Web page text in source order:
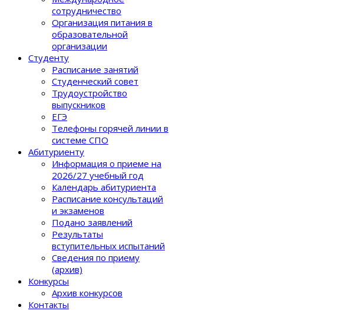
сотрудничество
Организация питания в
образовательной
организации
Студенту
Расписание занятий
Студенческий совет
Трудоустройство
выпускников
ЕГЭ
Телефоны горячей линии в
системе СПО
Абитуриенту
Информация о приеме на
2026/27 учебный год
Календарь абитуриента
Расписание консультаций
и экзаменов
Подано заявлений
Результаты
вступительных испытаний
Сведения по приему
(архив)
Конкурсы
Архив конкурсов
Контакты